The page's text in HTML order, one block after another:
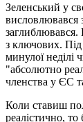
Зеленський у
висловлювався
з ключових. Під
минулої неділі
"абсолютно
членства у ЄС
Коли ставиш
реалістично,